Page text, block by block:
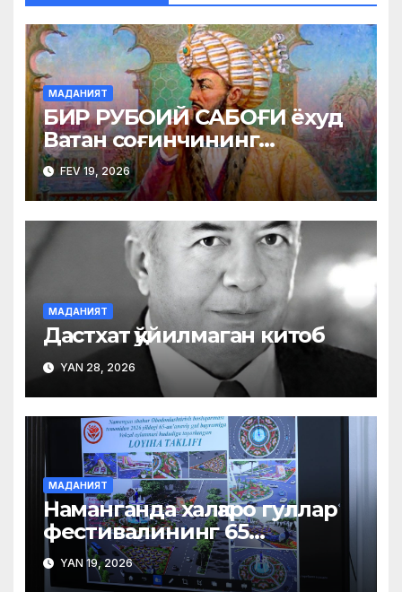
МАДАНИЯТ
БИР РУБОИЙ САБОҒИ ёхуд
Ватан соғинчининг
ифодаси
FEV 19, 2026
МАДАНИЯТ
Дастхат қўйилмаган китоб
YAN 28, 2026
МАДАНИЯТ
Наманганда халқаро гуллар
фестивалининг 65
йиллигига тайёргарлик
ишлари бошланди
YAN 19, 2026